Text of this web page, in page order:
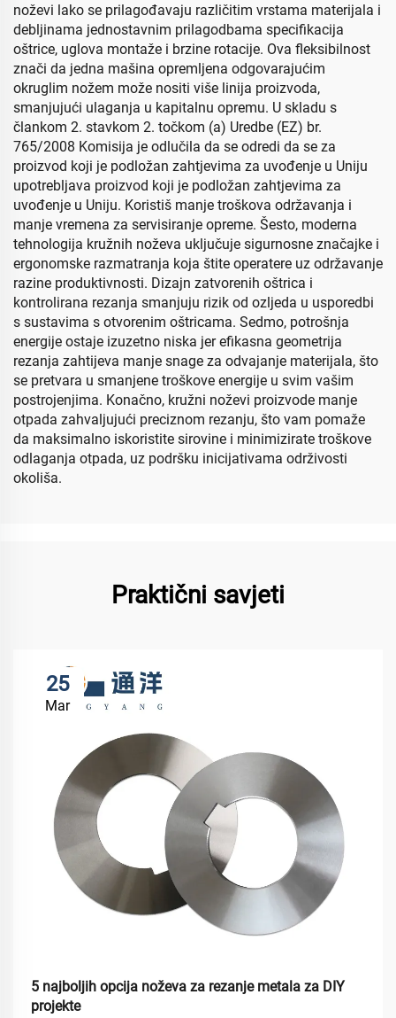
noževi lako se prilagođavaju različitim vrstama materijala i
debljinama jednostavnim prilagodbama specifikacija
oštrice, uglova montaže i brzine rotacije. Ova fleksibilnost
znači da jedna mašina opremljena odgovarajućim
okruglim nožem može nositi više linija proizvoda,
smanjujući ulaganja u kapitalnu opremu. U skladu s
člankom 2. stavkom 2. točkom (a) Uredbe (EZ) br.
765/2008 Komisija je odlučila da se odredi da se za
proizvod koji je podložan zahtjevima za uvođenje u Uniju
upotrebljava proizvod koji je podložan zahtjevima za
uvođenje u Uniju. Koristiš manje troškova održavanja i
manje vremena za servisiranje opreme. Šesto, moderna
tehnologija kružnih noževa uključuje sigurnosne značajke i
ergonomske razmatranja koja štite operatere uz održavanje
razine produktivnosti. Dizajn zatvorenih oštrica i
kontrolirana rezanja smanjuju rizik od ozljeda u usporedbi
s sustavima s otvorenim oštricama. Sedmo, potrošnja
energije ostaje izuzetno niska jer efikasna geometrija
rezanja zahtijeva manje snage za odvajanje materijala, što
se pretvara u smanjene troškove energije u svim vašim
postrojenjima. Konačno, kružni noževi proizvode manje
otpada zahvaljujući preciznom rezanju, što vam pomaže
da maksimalno iskoristite sirovine i minimizirate troškove
odlaganja otpada, uz podršku inicijativama održivosti
okoliša.
Praktični savjeti
25
Mar
5 najboljih opcija noževa za rezanje metala za DIY
projekte